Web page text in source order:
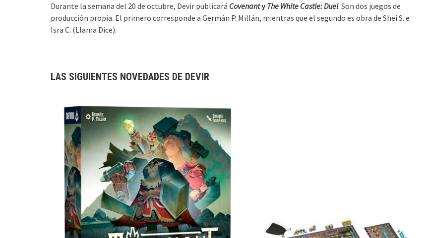
Durante la semana del 20 de octubre, Devir publicará Covenanty The White Castle: Duel. Son dos juegos de
producción propia. El primero corresponde a Germán P. Millán, mientras que el segundo es obra de Shei S. e
Isra C. (Llama Dice).
LAS SIGUIENTES NOVEDADES DE DEVIR